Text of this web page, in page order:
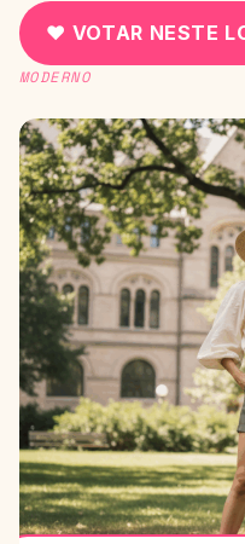
♥ VOTAR NESTE
MODERNO